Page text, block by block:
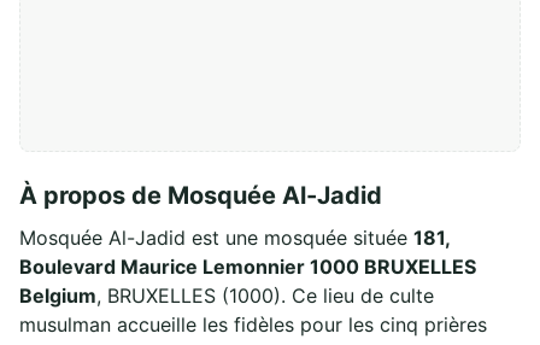
À propos de Mosquée Al-Jadid
Mosquée Al-Jadid est une mosquée située 181,
Boulevard Maurice Lemonnier 1000 BRUXELLES
Belgium, BRUXELLES (1000). Ce lieu de culte
musulman accueille les fidèles pour les cinq prières